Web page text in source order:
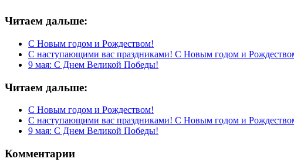
Читаем дальше:
С Новым годом и Рождеством!
С наступающими вас праздниками! С Новым годом и
9 мая: С Днем Великой Победы!
Читаем дальше:
С Новым годом и Рождеством!
С наступающими вас праздниками! С Новым годом и
9 мая: С Днем Великой Победы!
Комментарии